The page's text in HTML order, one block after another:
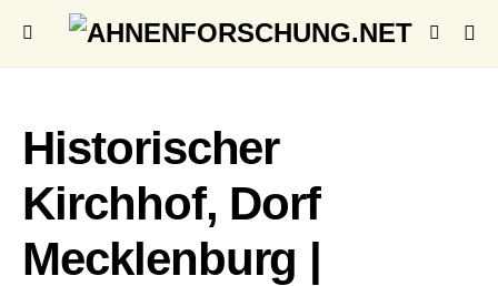
Historischer
Kirchhof, Dorf
Mecklenburg |